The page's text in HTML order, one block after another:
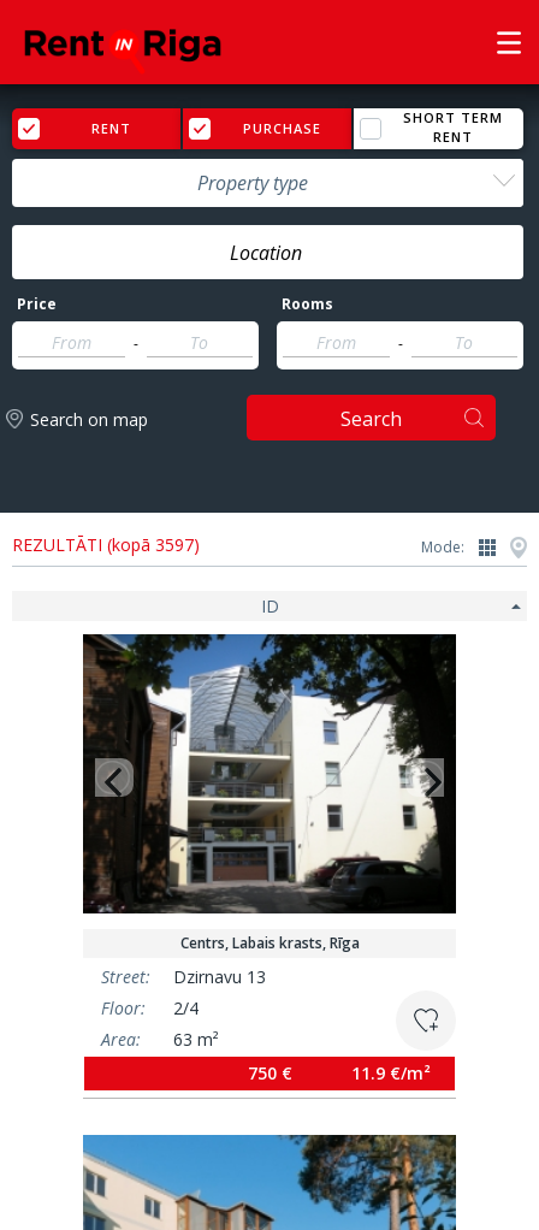
RENT PURCHASE
SHORT TERM
RENT
Property type
Price
-
Rooms
-
Search on map Search
REZULTĀTI (kopā 3597) Mode:
ID
Centrs, Labais krasts, Rīga
Street:
Dzirnavu 13
Floor:
2/4
Area:
63 m²
750 €
11.9 €/m²